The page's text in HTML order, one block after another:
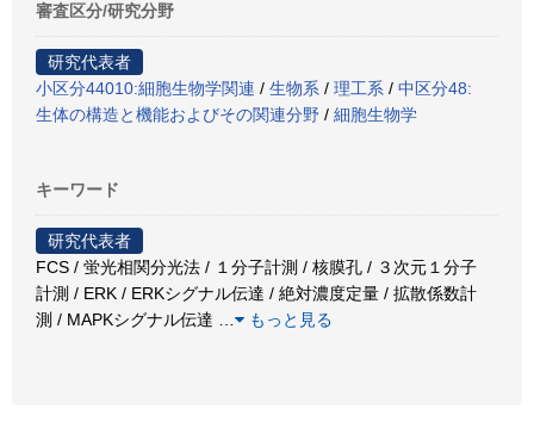
審査区分/研究分野
研究代表者
小区分44010:細胞生物学関連 / 生物系 / 理工系 / 中区分48:
生体の構造と機能およびその関連分野 / 細胞生物学
キーワード
研究代表者
FCS / 蛍光相関分光法 / １分子計測 / 核膜孔 / ３次元１分子
計測 / ERK / ERKシグナル伝達 / 絶対濃度定量 / 拡散係数計
測 / MAPKシグナル伝達
もっと見る